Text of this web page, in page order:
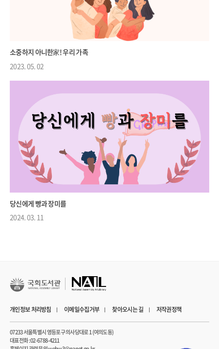
소중하지 아니한家! 우리 가족
2023. 05. 02
당신에게 빵과 장미를
2024. 03. 11
개인정보 처리방침 이메일수집거부 찾아오시는 길 저작권정책
07233 서울특별시 영등포구 의사당대로 1 (여의도동)
대표전화 : 02-6788-4211